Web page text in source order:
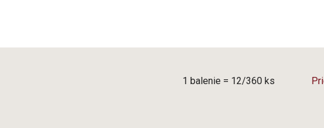
1 balenie = 12/360 ks